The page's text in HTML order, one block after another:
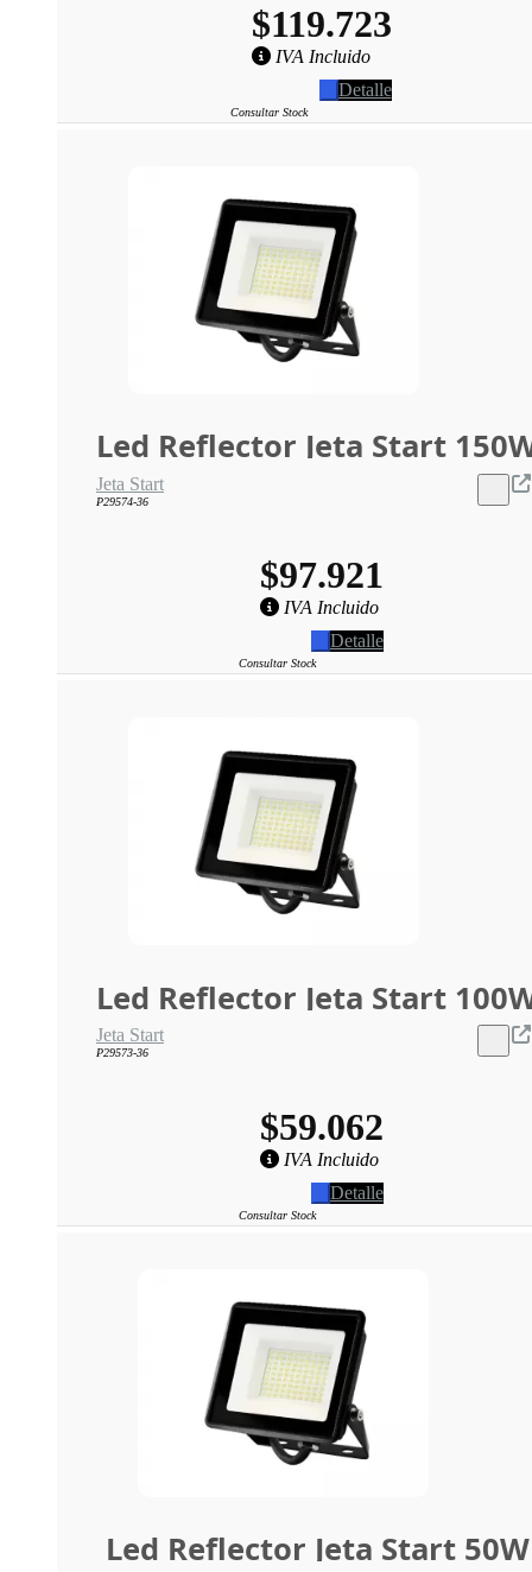
$119.723
IVA Incluido
Detalle
Consultar Stock
Led Reflector Jeta Start
Jeta Start
P29574-36
$97.921
IVA Incluido
Detalle
Consultar Stock
Led Reflector Jeta Start
Jeta Start
P29573-36
$59.062
IVA Incluido
Detalle
Consultar Stock
Led Reflector Jeta Start 50W